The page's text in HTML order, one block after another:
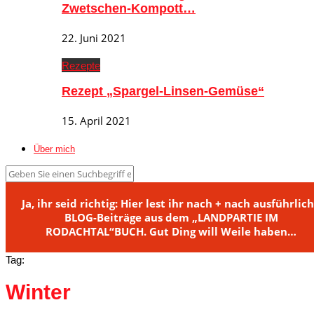
Zwetschen-Kompott…
22. Juni 2021
Rezepte
Rezept „Spargel-Linsen-Gemüse“
15. April 2021
Über mich
Ja, ihr seid richtig: Hier lest ihr nach + nach
BLOG-Beiträge aus dem „LANDPARTIE IM
RODACHTAL“BUCH. Gut Ding will Weile haben…
Tag:
Winter